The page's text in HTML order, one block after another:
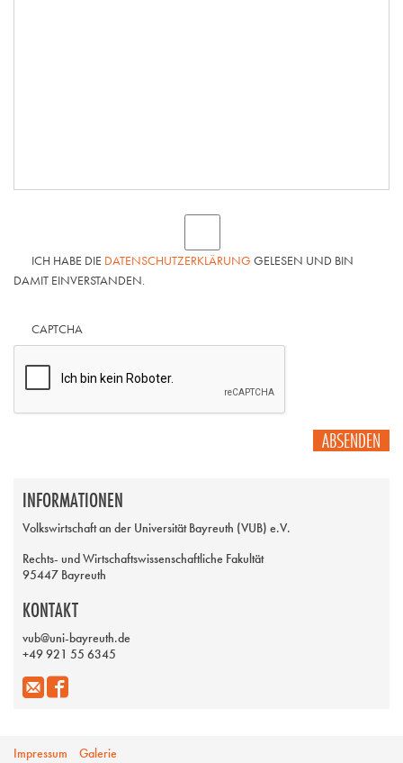
INFORMATIONEN
Volkswirtschaft an der Universität Bayreuth (VUB) e.V.
Rechts- und Wirtschaftswissenschaftliche Fakultät
95447 Bayreuth
KONTAKT
vub@uni-bayreuth.de
+49 921 55 6345
ICH HABE DIE DATENSCHUTZERKLÄRUNG GELESEN UND BIN
DAMIT EINVERSTANDEN.
CAPTCHA
ABSENDEN
Impressum Galerie